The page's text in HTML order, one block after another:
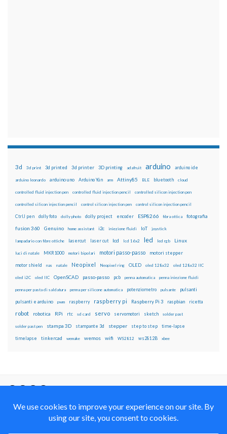
3d 3d print 3d printed 3d printer 3D printing adafruit arduino arduino ide
arduino leonardo arduino uno Arduino Yún arm Attiny85 BLE bluetooth cloud
controlled fluid injection pen controlled fluid injection pencil controlled silicon injection pen
controlled silicon injection pencil control silicon injection pen control silicon injection pencil
CtrlJ pen dolly foto dolly photo dolly project encoder ESP8266 fibra ottica fotografia
fusion 360 Genuino home assistant i2c iniezione fluidi IoT joystick
lampadario con fibre ottiche lasercut laser cut lcd lcd 16x2 led led rgb Linux
luci di natale MKR1000 motori bipolari motori passo-passo motori stepper
motor shield nas natale Neopixel Neopixel ring OLED oled 128x32 oled 128x32 IIC
oled i2C oled IIC OpenSCAD passo-passo pcb penna automatica penna iniezione fluidi
penna per pasta di saldatura penna per silicone automatica potenziometro pulsante pulsanti
pulsanti e arduino pwm raspberry raspberry pi Raspberry Pi 3 raspbian ricetta
robot robotica RPi rtc sd card servo servomotori sketch solder past
solder past pen stampa 3D stampante 3d stepper step to step time-lapse
timelapse tinkercad wemake wemos wifi WS2812 ws2812B xbee
Alike 4.0 International